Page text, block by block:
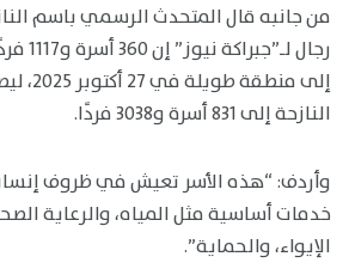
من جانبه قال المتحدث الرسمي باسم
رجال
إلى
النازحة إلى 831 أسرة و3038 فردًا.
وأردف: “هذه الأسر تعيش في ظروف
خدمات أساسية مثل المياه، والرعاية
الإيواء، والحماية”.